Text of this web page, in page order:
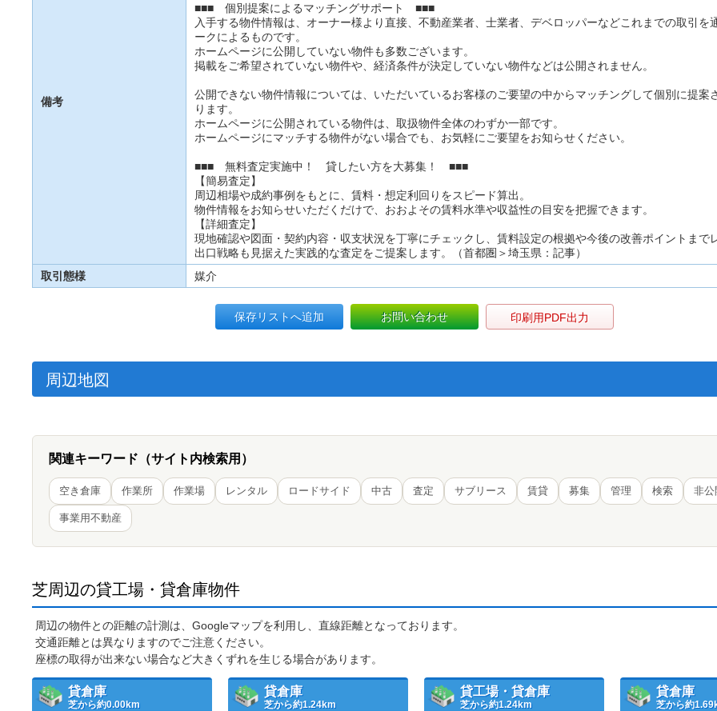
備考
■■■ 個別提案によるマッチングサポート ■■■
入手する物件情報は、オーナー様より直接、不動産業者、士業者、デベロッパーなどこれまでの取引を
ークによるものです。
ホームページに公開していない物件も多数ございます。
掲載をご希望されていない物件や、経済条件が決定していない物件などは公開されません。
公開できない物件情報については、いただいているお客様のご要望の中からマッチングして個別に提案
ります。
ホームページに公開されている物件は、取扱物件全体のわずか一部です。
ホームページにマッチする物件がない場合でも、お気軽にご要望をお知らせください。
■■■ 無料査定実施中！ 貸したい方を大募集！ ■■■
【簡易査定】
周辺相場や成約事例をもとに、賃料・想定利回りをスピード算出。
物件情報をお知らせいただくだけで、おおよその賃料水準や収益性の目安を把握できます。
【詳細査定】
現地確認や図面・契約内容・収支状況を丁寧にチェックし、賃料設定の根拠や今後の改善ポイントまで
出口戦略も見据えた実践的な査定をご提案します。（首都圏＞埼玉県：記事）
取引態様
媒介
保存リストへ追加 お問い合わせ 印刷用PDF出力
周辺地図
関連キーワード（サイト内検索用）
空き倉庫 作業所 作業場 レンタル ロードサイド 中古 査定 サブリース 賃貸 募集 管理 検索 非公
事業用不動産
芝周辺の貸工場・貸倉庫物件
周辺の物件との距離の計測は、Googleマップを利用し、直線距離となっております。
交通距離とは異なりますのでご注意ください。
座標の取得が出来ない場合など大きくずれを生じる場合があります。
貸倉庫
芝から約0.00km
貸倉庫
芝から約1.24km
貸工場・貸倉庫
芝から約1.24km
貸倉庫
芝から約